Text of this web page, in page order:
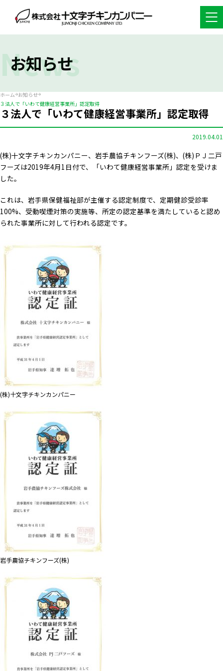
お知らせ
News
ホーム お知らせ
３法人で「いわて健康経営事業所」認定取得
３法人で「いわて健康経営事業所」認定取得
2019.04.01
(株)十文字チキンカンパニー、岩手農協チキンフーズ(株)、(株)ＰＪ二戸
フーズは2019年4月1日付で、「いわて健康経営事業所」認定を受けま
した。
これは、岩手県保健福祉部が主催する認定制度で、定期健診受診率
100%、受動喫煙対策の実施等、所定の認定基準を満たしていると認め
られた事業所に対して行われる認定です。
(株)十文字チキンカンパニー
岩手農協チキンフーズ(株)